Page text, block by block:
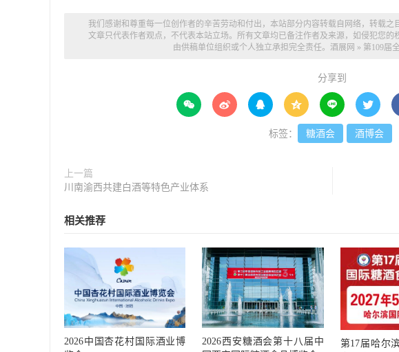
我们感谢和尊重每一位创作者的辛苦劳动和付出，本站部分内容转载自网络，转载
文章只代表作者观点，不代表本站立场。所有文章均已备注作者及来源，如侵犯您
由供稿单位组织或个人独立承担完全责任。 酒展网 » 第109届
分享到
     
标签： 糖酒会 酒博会
上一篇
川南渝西共建白酒等特色产业体系
相关推荐
2026中国杏花村国际酒业博
2026西安糖酒会第十八届中
第17届哈尔